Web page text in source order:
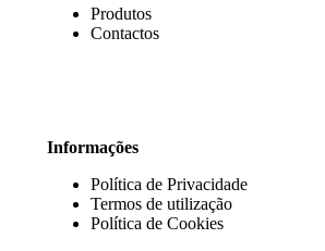
Produtos
Contactos
Informações
Política de Privacidade
Termos de utilização
Política de Cookies